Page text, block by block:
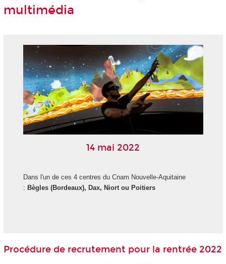
multimédia
14 mai 2022
Dans l'un de ces 4 centres du Cnam Nouvelle-Aquitaine
: Bègles (Bordeaux), Dax, Niort ou Poitiers
Procédure de recrutement pour la rentrée 2022